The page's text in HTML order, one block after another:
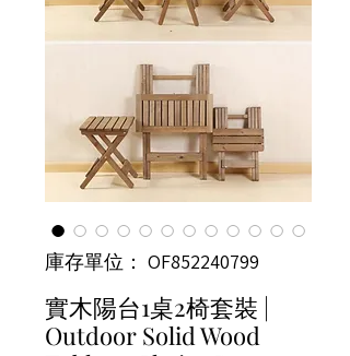
庫存單位： OF852240799
實木陽台1桌2椅套裝 |
Outdoor Solid Wood